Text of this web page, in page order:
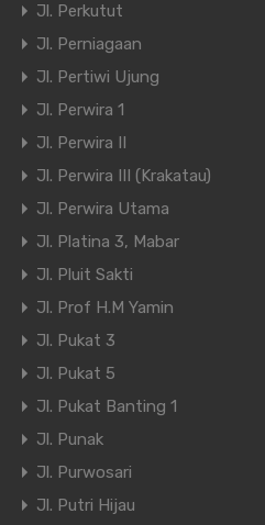
Jl. Perkutut
Jl. Perniagaan
Jl. Pertiwi Ujung
Jl. Perwira 1
Jl. Perwira II
Jl. Perwira III (Krakatau)
Jl. Perwira Utama
Jl. Platina 3, Mabar
Jl. Pluit Sakti
Jl. Prof H.M Yamin
Jl. Pukat 3
Jl. Pukat 5
Jl. Pukat Banting 1
Jl. Punak
Jl. Purwosari
Jl. Putri Hijau